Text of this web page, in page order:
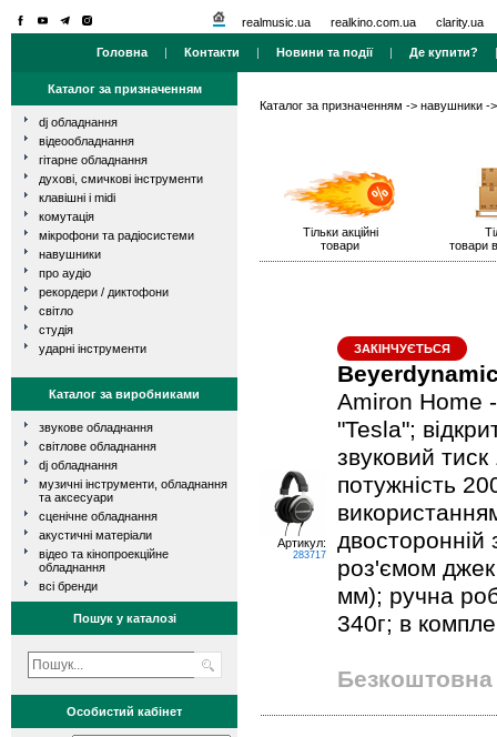
realmusic.ua realkino.com.ua clarity.ua
Головна | Контакти | Новини та події| Де купити?
Каталог за призначенням
dj обладнання
відеообладнання
гітарне обладнання
духові, смичкові інструменти
клавішні і midi
комутація
мікрофони та радіосистеми
навушники
про аудіо
рекордери / диктофони
світло
студія
ударні інструменти
Каталог за виробниками
звукове обладнання
світлове обладнання
dj обладнання
музичні інструменти, обладнання
та аксесуари
сценічне обладнання
акустичні матеріали
відео та кінопроекційне
обладнання
всі бренди
Пошук у каталозі
Особистий кабінет
Каталог за призначенням -> навушники -
Тільки акційні
товари
товари
Артикул:
283717
ЗАКІНЧУЄТЬСЯ
Amiron Home
"Tesla";
звуковий
потужність
роз'ємом
мм); ручна
340г; в
Безкоштовна